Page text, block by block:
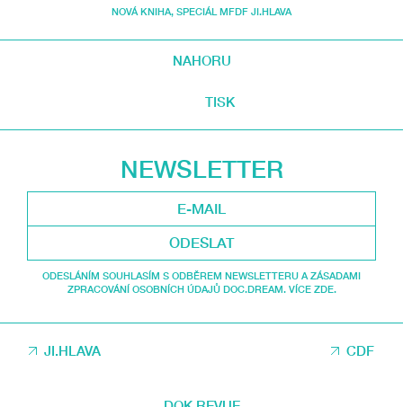
NOVÁ KNIHA SPECIÁL MFDF JI.HLAVA
NAHORU
TISK
NEWSLETTER
ODESLAT
ODESLÁNÍM SOUHLASÍM S ODBĚREM NEWSLETTERU A ZÁSADAMI
ZPRACOVÁNÍ OSOBNÍCH ÚDAJŮ DOC.DREAM. VÍCE ZDE.
JI.HLAVA CDF